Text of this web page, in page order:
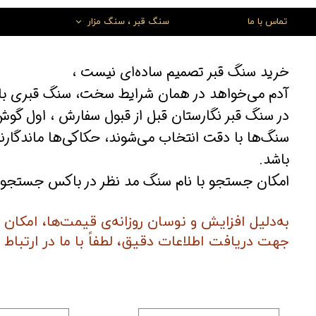
تماس با ما سنگ قبر ، سنگ مزار
برای قطعه327،قطعه329،قطعه303،قطعه207 و قطعات قدیمی
سنگ مخصوص قطعه 303-207-327
سنگ قبر کودک
تاج سنگ قبر
سنگ قبر شیک و ساده سنگ قبر جدید
سنگ قبر پدر
سنگ قبر سبز جنگلی
تزئیتات سنگ قبر
خرید سنگ قبر تصمیم ساده‌ای نیست ،
​​​​​​​آدم می‌خواهد در همان شرایط سخت، سنگ قبری
در سنگ قبر نگارستان قبل از قبول سفارش ، اول
​​​​​​​سنگ‌ها با دقت انتخاب می‌شوند، حکاکی‌ها
باشد.
امکان جستجو با نام سنگ مد نظر در باکس
به‌دلیل افزایش و نوسان روزانه‌ی قیمت‌ها،
جهت دریافت اطلاعات دقیق، لطفاً با ما در